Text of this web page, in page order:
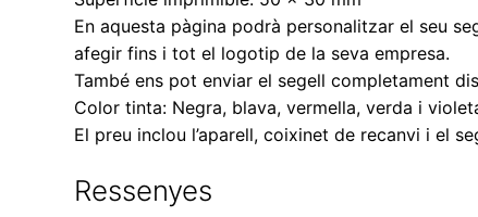
En aquesta pàgina podrà personalitzar el seu
afegir fins i tot el logotip de la seva empresa.
També ens pot enviar el segell completament
Color tinta: Negra, blava, vermella, verda i
El preu inclou l’aparell, coixinet de recanvi i el
Ressenyes